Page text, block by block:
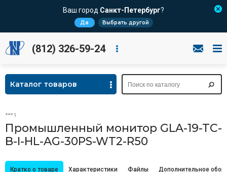
Ваш город Санкт-Петербург?
Да Выбрать другой
(812) 326-59-24
Каталог товаров
Промышленный монитор GLA-19-TC-
B-I-HL-AG-30PS-WT2-R50
Кратко о товаре Характеристики Файлы Дополнительное